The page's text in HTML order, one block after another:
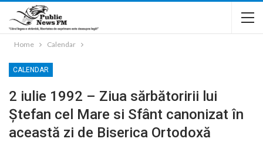
Home Calendar
CALENDAR
2 iulie 1992 – Ziua sărbătoririi lui
Ştefan cel Mare si Sfânt canonizat în
această zi de Biserica Ortodoxă